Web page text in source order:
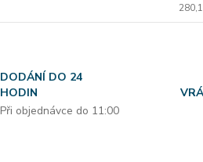
DODÁNÍ DO 24
HODIN
Při objednávce do 11:00